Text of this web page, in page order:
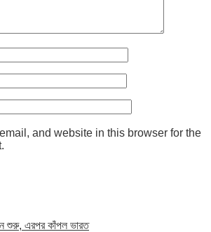
and website in this browser for the